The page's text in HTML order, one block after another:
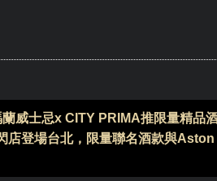
威士忌x CITY PRIMA推限量精品
登場台北，限量聯名酒款與